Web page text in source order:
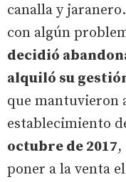
canalla y
con algún
decidió
alquiló su
que mantuvieron
establecimiento
octubre de 2017,
poner a la venta